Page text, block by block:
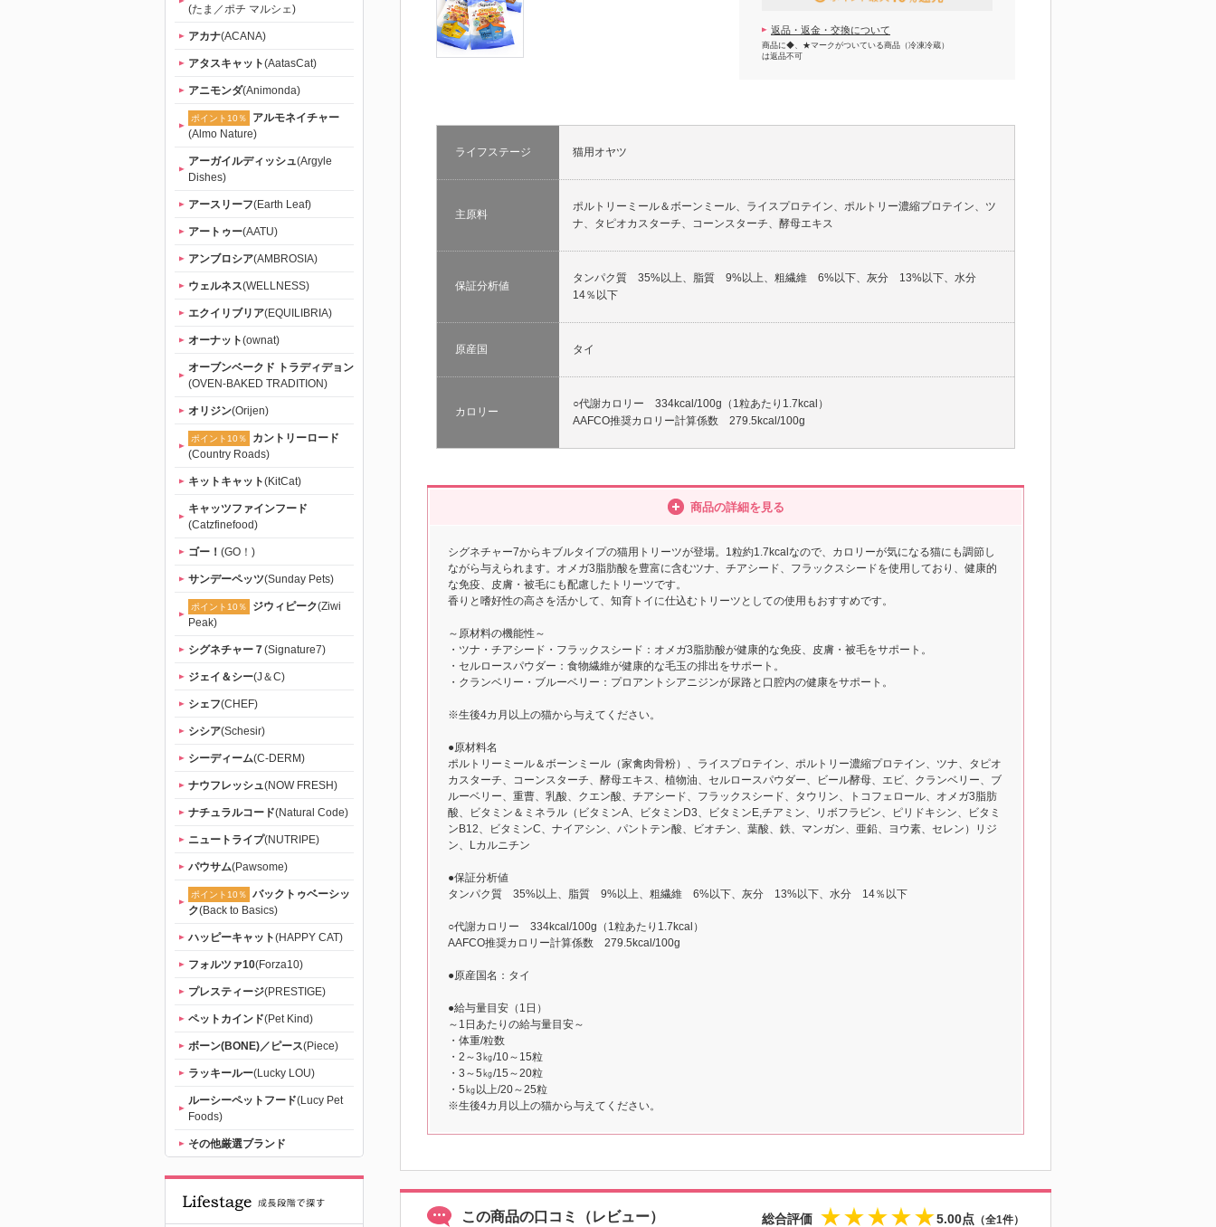
レミアムキ
ャットフー
ド専門店
「たまのお
ねだり
（tama）」
｜初回送料
無料
(たま／ポチ マルシェ)
アカナ(ACANA)
アタスキャット(AatasCat)
アニモンダ(Animonda)
ポイント10％
アルモネイチャー
(Almo Nature)
アーガイルディッシュ(Argyle
Dishes)
アースリーフ(Earth Leaf)
アートゥー(AATU)
アンブロシア(AMBROSIA)
ウェルネス(WELLNESS)
エクイリブリア(EQUILIBRIA)
オーナット(ownat)
オーブンベークド トラディデョン
(OVEN-BAKED TRADITION)
オリジン(Orijen)
ポイント10％
カントリーロード
(Country Roads)
キットキャット(KitCat)
キャッツファインフード
(Catzfinefood)
ゴー！ (GO！)
サンデーペッツ(Sunday Pets)
ポイント10％ ジウィピーク(Ziwi
Peak)
シグネチャー７(Signature7)
ジェイ＆シー(J＆C)
シェフ(CHEF)
シシア(Schesir)
シーディーム(C-DERM)
ナウフレッシュ(NOW FRESH)
ナチュラルコード(Natural Code)
ニュートライプ(NUTRIPE)
パウサム(Pawsome)
ポイント10％
バックトゥベーシッ
ク(Back to Basics)
ハッピーキャット(HAPPY CAT)
フォルツァ10(Forza10)
プレスティージ(PRESTIGE)
ペットカインド(Pet Kind)
ボーン(BONE)／ピース(Piece)
ラッキールー(Lucky LOU)
ルーシーペットフード(Lucy Pet
Foods)
その他厳選ブランド
返品・返金・交換について
商品に◆、★マークがついている商品（冷凍冷蔵）
は返品不可
ライフステージ 猫用オヤツ
主原料
ポルトリーミール＆ボーンミール、ライスプロテイン、ポルトリー濃縮プロテイン、ツ
ナ、タピオカスターチ、コーンスターチ、酵母エキス
保証分析値
タンパク質 35%以上、脂質 9%以上、粗繊維 6%以下、灰分 13%以下、水分
14％以下
原産国 タイ
カロリー
○代謝カロリー 334kcal/100g（1粒あたり1.7kcal）
AAFCO推奨カロリー計算係数 279.5kcal/100g
商品の詳細を見る
シグネチャー7からキブルタイプの猫用トリーツが登場。1粒約1.7kcalなので、カロリーが気になる猫にも調節し
ながら与えられます。オメガ3脂肪酸を豊富に含むツナ、チアシード、フラックスシードを使用しており、健康的
な免疫、皮膚・被毛にも配慮したトリーツです。
香りと嗜好性の高さを活かして、知育トイに仕込むトリーツとしての使用もおすすめです。
～原材料の機能性～
・ツナ・チアシード・フラックスシード：オメガ3脂肪酸が健康的な免疫、皮膚・被毛をサポート。
・セルロースパウダー：食物繊維が健康的な毛玉の排出をサポート。
・クランベリー・ブルーベリー：プロアントシアニジンが尿路と口腔内の健康をサポート。
※生後4カ月以上の猫から与えてください。
●原材料名
ポルトリーミール＆ボーンミール（家禽肉骨粉）、ライスプロテイン、ポルトリー濃縮プロテイン、ツナ、タピオ
カスターチ、コーンスターチ、酵母エキス、植物油、セルロースパウダー、ビール酵母、エビ、クランベリー、ブ
ルーベリー、重曹、乳酸、クエン酸、チアシード、フラックスシード、タウリン、トコフェロール、オメガ3脂肪
酸、ビタミン＆ミネラル（ビタミンA、ビタミンD3、ビタミンE,チアミン、リボフラビン、ピリドキシン、ビタミ
ンB12、ビタミンC、ナイアシン、パントテン酸、ビオチン、葉酸、鉄、マンガン、亜鉛、ヨウ素、セレン）リジ
ン、Lカルニチン
●保証分析値
タンパク質 35%以上、脂質 9%以上、粗繊維 6%以下、灰分 13%以下、水分 14％以下
○代謝カロリー 334kcal/100g（1粒あたり1.7kcal）
AAFCO推奨カロリー計算係数 279.5kcal/100g
●原産国名：タイ
●給与量目安（1日）
～1日あたりの給与量目安～
・体重/粒数
・2～3㎏/10～15粒
・3～5㎏/15～20粒
・5㎏以上/20～25粒
※生後4カ月以上の猫から与えてください。
この商品の口コミ（レビュー） 総合評価 5.00点 （全1件）